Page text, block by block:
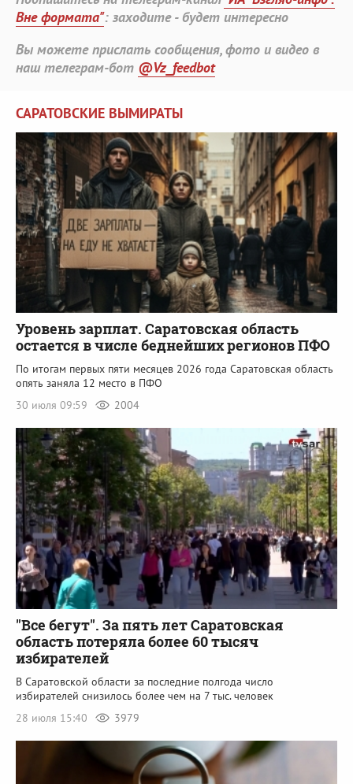
Вне формата": заходите - будет интересно
Вы можете прислать сообщения, фото и видео в
наш телеграм-бот @Vz_feedbot
САРАТОВСКИЕ ВЫМИРАТЫ
Уровень зарплат. Саратовская область
остается в числе беднейших регионов ПФО
По итогам первых пяти месяцев 2026 года Саратовская область
опять заняла 12 место в ПФО
30 июля 09:59
2004
"Все бегут". За пять лет Саратовская
область потеряла более 60 тысяч
избирателей
В Саратовской области за последние полгода число
избирателей снизилось более чем на 7 тыс. человек
28 июля 15:40
3979